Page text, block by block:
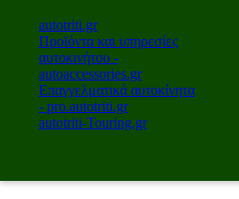
autotriti.gr
Προϊόντα και υπηρεσίες
αυτοκινήτου -
autoaccessories.gr
Επαγγελματικά αυτοκίνητα
- pro.autotriti.gr
autotriti-Touring.gr